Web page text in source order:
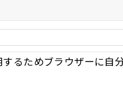
るためブラウザーに自